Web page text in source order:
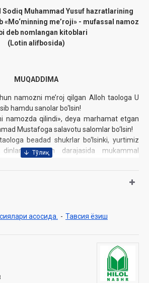
Sodiq Muhammad Yusuf hazratlarining
«Mo‘minning meʼroji» - mufassal namoz
deb nomlangan kitoblari
(Lotin alifbosida)
MUQADDIMA
namozni me’roj qilgan Alloh taologa U
hamdu sanolar bo‘lsin!
namozda qilindi», deya marhamat etgan
Mustafoga salavotu salomlar bo‘lsin!
beadad shukrlar bo‘lsinki, yurtimiz
imkon darajasida mukammal
bilan ibodatlarimizni ­komil, to‘kis ado
ado etishga jiddiy e’tibor qaratildi.
mukammalroq kitoblar chop etishga
xodimingiz­ning «Hadis va Hayot»
kitoblari­ning beshinchi, oltinchi,
kitobi» deb ­atalib, to‘laligicha shu ulkan
асосида. - Тавсия ёзиш